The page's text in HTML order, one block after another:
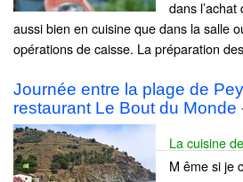
dans l’achat
aussi bien en cuisine que dans la salle
opérations de caisse. La préparation
Journée entre la plage de
restaurant Le Bout du Monde
La cuisine
M ême si je